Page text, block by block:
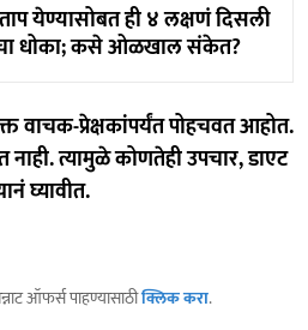
येण्यासोबत ही ४ लक्षणं दिसली
धोका; कसे ओळखाल संकेत?
वाचक-प्रेक्षकांपर्यंत पोहचवत आहोत.
त्यामुळे कोणतेही उपचार, डाएट
घ्यावीत.
ऑफर्स पाहण्यासाठीक्लिक करा.